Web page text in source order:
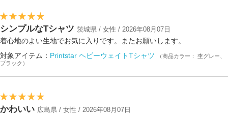
シンプルなTシャツ 茨城県 / 女性 / 2026年08月07日
着心地のよい生地でお気に入りです。またお願いします。
対象アイテム： Printstar ヘビーウェイトTシャツ
（商品カラー： 杢グレー、
ブラック）
かわいい 広島県 / 女性 / 2026年08月07日